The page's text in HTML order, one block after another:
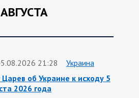
21:28
Украина
Царев об Украине к исходу 5
2026 года